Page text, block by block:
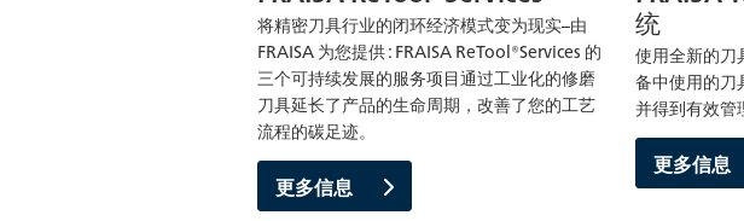
将精密刀具行业的闭环经济模式变为现实–由
FRAISA 为您提供 : FRAISA ReTool®Services 的
三个可持续发展的服务项目通过工业化的修磨
刀具延长了产品的生命周期，改善了您的工艺
流程的碳足迹。
更多信息
统
使用全新的刀
备中使用的刀
并得到有效管
更多信息